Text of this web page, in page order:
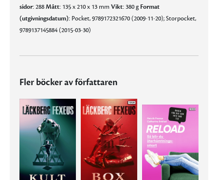
sidor:288Mått: 135 x 210 x 13 mmVikt:380 g Format
(utgivningsdatum): Pocket, 9789172321670 (2009-11-20); Storpocket,
9789137145884 (2015-03-30)
Fler böcker av författaren